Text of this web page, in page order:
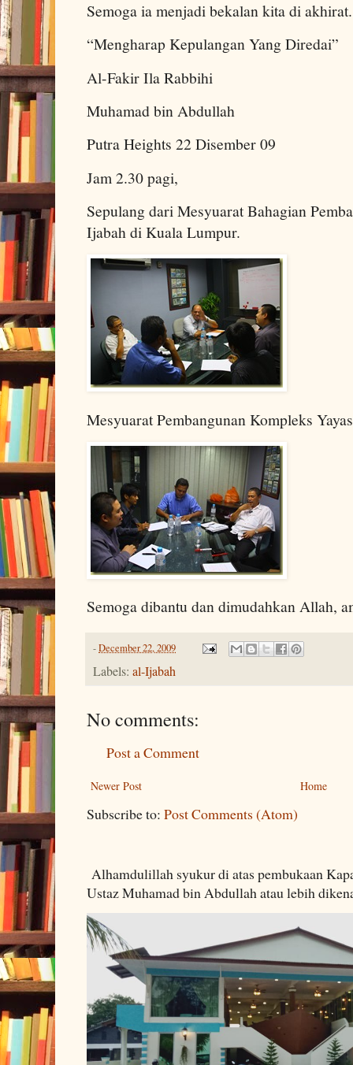
Semoga ia menjadi bekalan kita di akhirat.
“Mengharap Kepulangan Yang Diredai”
Al-Fakir Ila Rabbihi
Muhamad bin Abdullah
Putra Heights 22 Disember 09
Jam 2.30 pagi,
Sepulang dari Mesyuarat Bahagian
Ijabah di Kuala Lumpur.
Mesyuarat Pembangunan Kompleks
Semoga dibantu dan dimudahkan Allah,
-December 22, 2009
Labels: al-Ijabah
No comments:
Post a Comment
Newer Post Home
Subscribe to: Post Comments (Atom)
Alhamdulillah syukur di atas pembukaan
Ustaz Muhamad bin Abdullah atau lebih